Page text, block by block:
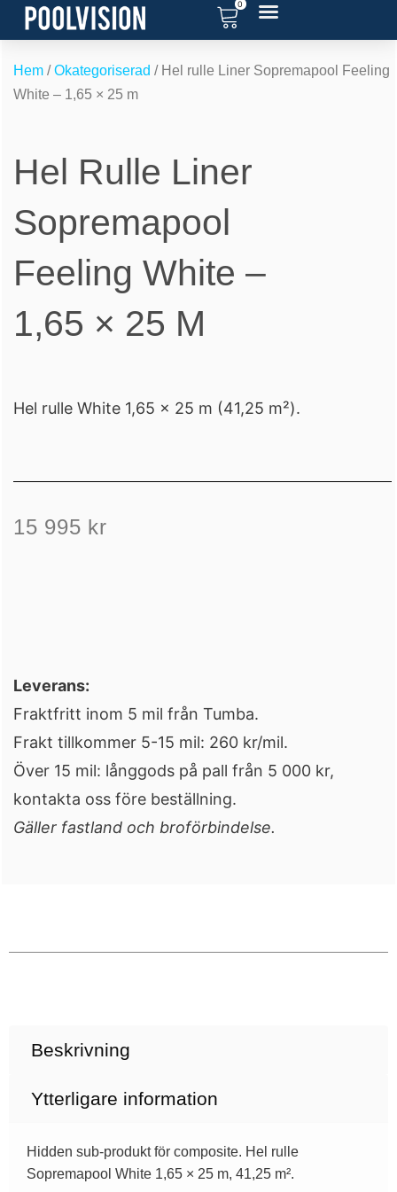
Hoppa
till
innehåll
0
Hem /Okategoriserad / Hel rulle Liner Sopremapool Feeling
White – 1,65 × 25 m
Hel Rulle Liner
Sopremapool
Feeling White –
1,65 × 25 M
Hel rulle White 1,65 × 25 m (41,25 m²).
15 995 kr
Leverans:
Fraktfritt inom 5 mil från Tumba.
Frakt tillkommer 5-15 mil: 260 kr/mil.
Över 15 mil: långgods på pall från 5 000 kr,
kontakta oss före beställning.
Gäller fastland och broförbindelse.
Beskrivning
Ytterligare information
Hidden sub-produkt för composite. Hel rulle
Sopremapool White 1,65 × 25 m, 41,25 m².